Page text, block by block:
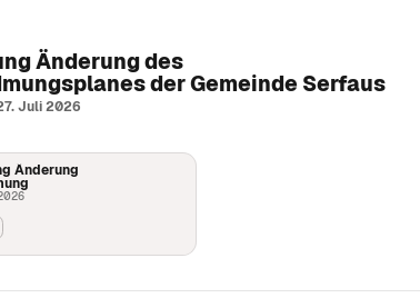
im Pfarramt Serfaus.
erklärt.
in der Gemeinde.
Anliegen.
Serfauser:innen.
auf einen Blick.
Änderung des
der Gemeinde Serfaus
Juli 2026
Änderung